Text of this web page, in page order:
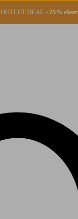
OUTLET DEAL - 25%